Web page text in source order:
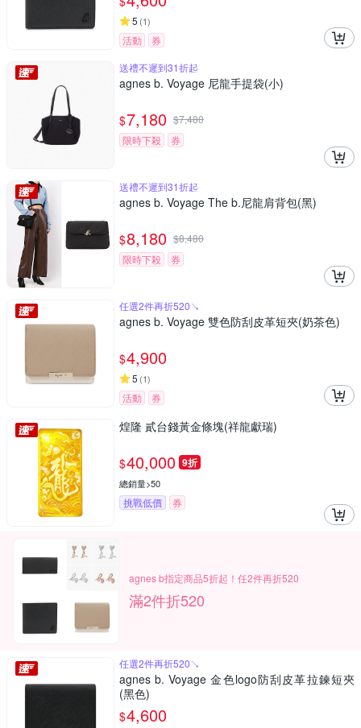
5 (1)
活動
券
送禮不遲到31折起
agnes b. Voyage 尼龍手提袋(小)
$7,180 $7,480
限時下殺
券
送禮不遲到31折起
agnes b. Voyage The b.尼龍肩背包(黑)
$8,180 $8,480
限時下殺
券
任選2件再折520↘
agnes b. Voyage 雙色防刮皮革短夾(奶茶色)
$4,900
5 (1)
活動 券
煌隆 貳台錢黃金條塊(祥龍獻瑞)
$40,000 9折
總銷量>50
挑戰低價 券
agnes b指定商品5折起！任2件再折520
滿2件折520
任選2件再折520↘
agnes b. Voyage 金色logo防刮皮革拉鍊短夾
(黑色)
$4,600